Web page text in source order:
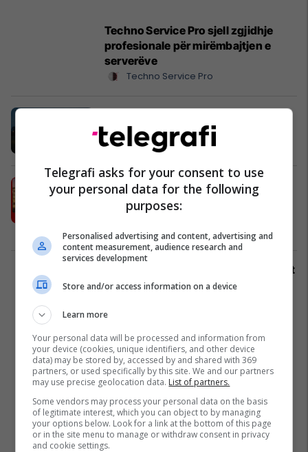
Techno Service Pro sjell zgjidhje
profesionale për mirëmbajtjen e
serverëve
Techno Service Pro
Koleos: 6 vite pa asnjë problem
Auto Mita
Banka ProCredit sjell TOP
eksperiencë në Sunny Hill Festival -
vetëm me Top Kartelë
ProCredit Bank
Pse Dragodani mbetet një nga zonat
më të kërkuara? Ja një banesë
Telegrafi asks for your consent to use
your personal data for the following
purposes:
Personalised advertising and content, advertising and
content measurement, audience research and
services development
Store and/or access information on a device
Learn more
Your personal data will be processed and information from
your device (cookies, unique identifiers, and other device
data) may be stored by, accessed by and shared with 369
partners, or used specifically by this site. We and our partners
may use precise geolocation data. List of partners.
Some vendors may process your personal data on the basis
of legitimate interest, which you can object to by managing
your options below. Look for a link at the bottom of this page
or in the site menu to manage or withdraw consent in privacy
and cookie settings.